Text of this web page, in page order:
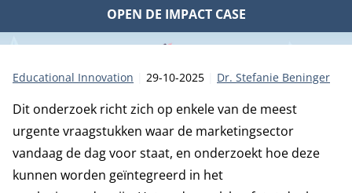
OPEN DE IMPACT CASE
Categorie:
Educational Innovation Publicatiedatum:
29-10-2025 Auteur
Dr. Stefanie Beninger
Dit onderzoek richt zich op enkele van de meest
urgente vraagstukken waar de marketingsector
vandaag de dag voor staat, en onderzoekt hoe deze
kunnen worden geïntegreerd in het